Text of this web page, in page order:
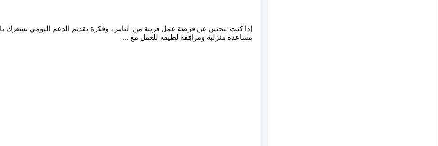
إذا كنتِ تبحثين عن فرصة عمل قريبة من الناس، وفكرة تقديم الدعم اليومي
مساعدة منزلية ومرافِقة لطيفة للعمل مع ...